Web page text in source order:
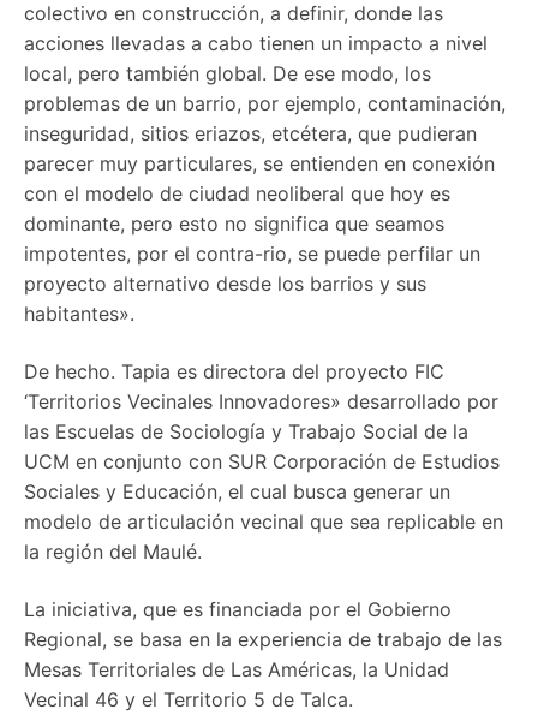
colectivo en construcción, a definir, donde las
acciones llevadas a cabo tienen un impacto a nivel
local, pero también global. De ese modo, los
problemas de un barrio, por ejemplo, contaminación,
inseguridad, sitios eriazos, etcétera, que pudieran
parecer muy particulares, se entienden en conexión
con el modelo de ciudad neoliberal que hoy es
dominante, pero esto no significa que seamos
impotentes, por el contra-rio, se puede perfilar un
proyecto alternativo desde los barrios y sus
habitantes».
De hecho. Tapia es directora del proyecto FIC
‘Territorios Vecinales Innovadores» desarrollado por
las Escuelas de Sociología y Trabajo Social de la
UCM en conjunto con SUR Corporación de Estudios
Sociales y Educación, el cual busca generar un
modelo de articulación vecinal que sea replicable en
la región del Maulé.
La iniciativa, que es financiada por el Gobierno
Regional, se basa en la experiencia de trabajo de las
Mesas Territoriales de Las Américas, la Unidad
Vecinal 46 y el Territorio 5 de Talca.